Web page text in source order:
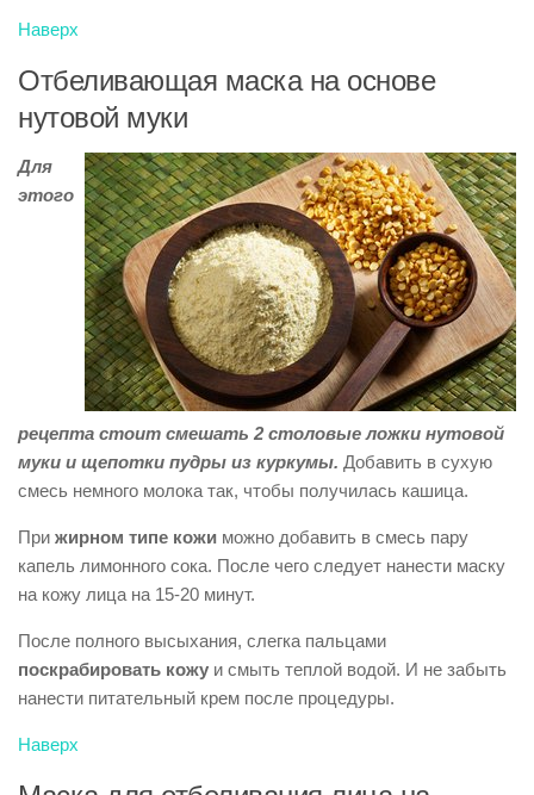
Наверх
Отбеливающая маска на основе
нутовой муки
Для
этого
рецепта стоит смешать 2 столовые ложки нутовой
муки и щепотки пудры из куркумы. Добавить в сухую
смесь немного молока так, чтобы получилась кашица.
При жирном типе кожи можно добавить в смесь пару
капель лимонного сока. После чего следует нанести маску
на кожу лица на 15-20 минут.
После полного высыхания, слегка пальцами
поскрабировать кожу и смыть теплой водой. И не забыть
нанести питательный крем после процедуры.
Наверх